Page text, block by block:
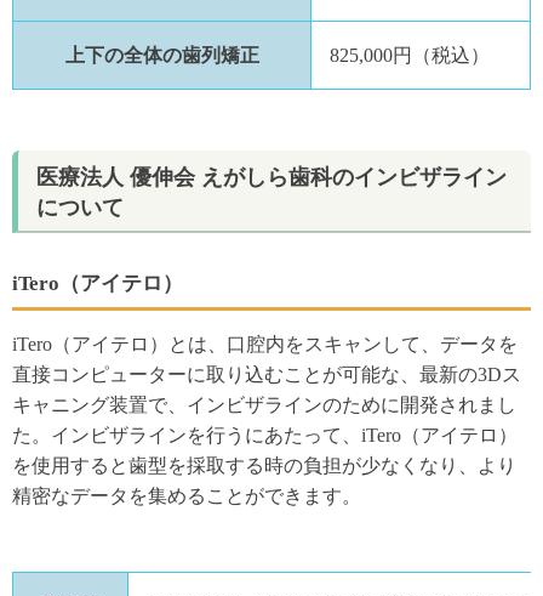
上下の全体の歯列矯正 825,000円（税込）
医療法人 優伸会 えがしら歯科のインビザライン
について
iTero（アイテロ）
iTero（アイテロ）とは、口腔内をスキャンして、データを
直接コンピューターに取り込むことが可能な、最新の3Dス
キャニング装置で、インビザラインのために開発されまし
た。インビザラインを行うにあたって、iTero（アイテロ）
を使用すると歯型を採取する時の負担が少なくなり、より
精密なデータを集めることができます。